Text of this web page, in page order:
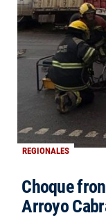
REGIONALES
Choque
Arroyo